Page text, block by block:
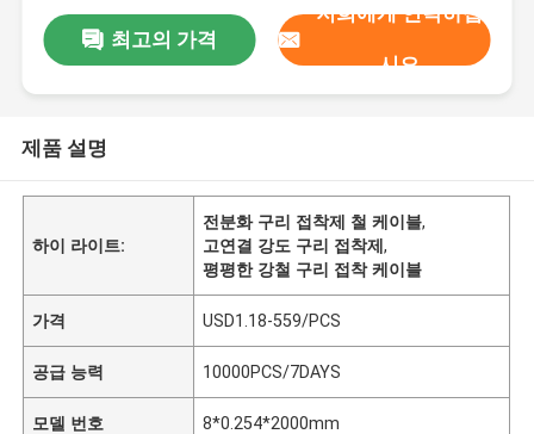
최고의 가격
저희에게 연락하십
시오
제품 설명
하이 라이트:
전분화 구리 접착제 철 케이블,
고연결 강도 구리 접착제,
평평한 강철 구리 접착 케이블
가격 USD1.18-559/PCS
공급 능력 10000PCS/7DAYS
모델 번호 8*0.254*2000mm